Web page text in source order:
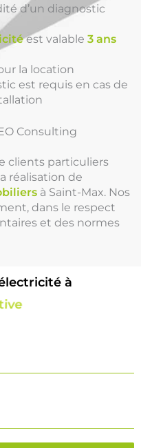
d’un diagnostic
est valable3 ans
la location
est requis en cas de
Consulting
clients particuliers
réalisation de
à Saint-Max. Nos
dans le respect
et des normes
à